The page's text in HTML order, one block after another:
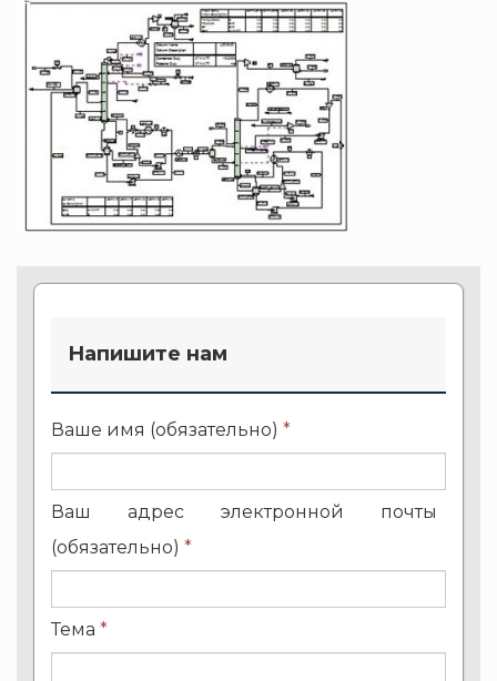
Напишите нам
Ваше имя (обязательно) *
Ваш адрес электронной почты
(обязательно) *
Тема *